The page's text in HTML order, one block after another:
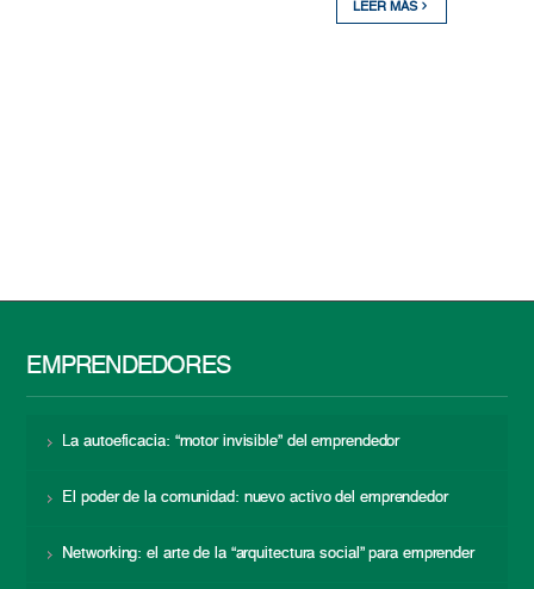
LEER MÁS
EMPRENDEDORES
La autoeficacia: “motor invisible” del emprendedor
El poder de la comunidad: nuevo activo del emprendedor
Networking: el arte de la “arquitectura social” para emprender